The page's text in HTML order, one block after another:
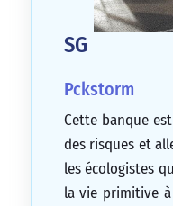
SG
Pckstorm
Cette banque
des risques et
les écologistes
la vie primitive à